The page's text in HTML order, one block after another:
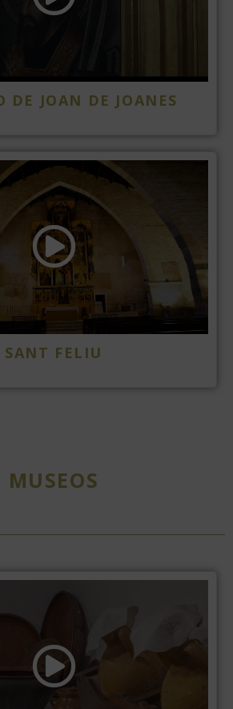
DE JOAN DE JOANES
SANT FELIU
MUSEOS